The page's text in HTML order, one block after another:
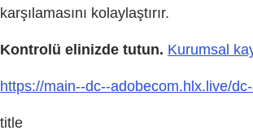
karşılamasını kolaylaştırır.
Kontrolü elinizde tutun. Kurumsal
https://main--dc--adobecom.hlx.live/
title